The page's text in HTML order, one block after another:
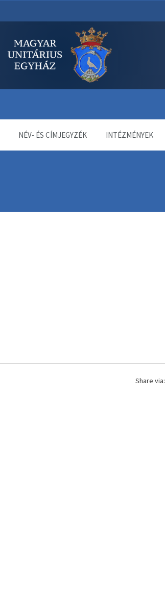
NÉV- ÉS CÍMJEGYZÉK INTÉZMÉNYEK
Share via: